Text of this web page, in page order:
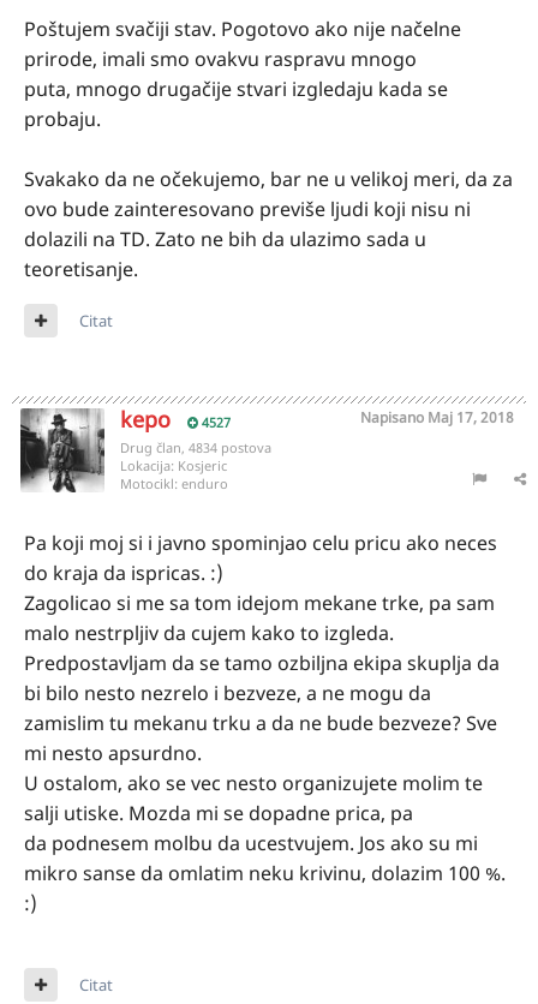
Poštujem svačiji stav. Pogotovo ako nije načelne
prirode, imali smo ovakvu raspravu mnogo
puta, mnogo drugačije stvari izgledaju kada se
probaju.
Svakako da ne očekujemo, bar ne u velikoj meri, da za
ovo bude zainteresovano previše ljudi koji nisu ni
dolazili na TD. Zato ne bih da ulazimo sada u
teoretisanje.
Citat
kepo 4527 Napisano Maj 17, 2018
Drug član, 4834 postova
Lokacija: Kosjeric
Motocikl: enduro
Pa koji moj si i javno spominjao celu pricu ako neces
do kraja da ispricas. :)
Zagolicao si me sa tom idejom mekane trke, pa sam
malo nestrpljiv da cujem kako to izgleda.
Predpostavljam da se tamo ozbiljna ekipa skuplja da
bi bilo nesto nezrelo i bezveze, a ne mogu da
zamislim tu mekanu trku a da ne bude bezveze? Sve
mi nesto apsurdno.
U ostalom, ako se vec nesto organizujete molim te
salji utiske. Mozda mi se dopadne prica, pa
da podnesem molbu da ucestvujem. Jos ako su mi
mikro sanse da omlatim neku krivinu, dolazim 100 %.
:)
Citat